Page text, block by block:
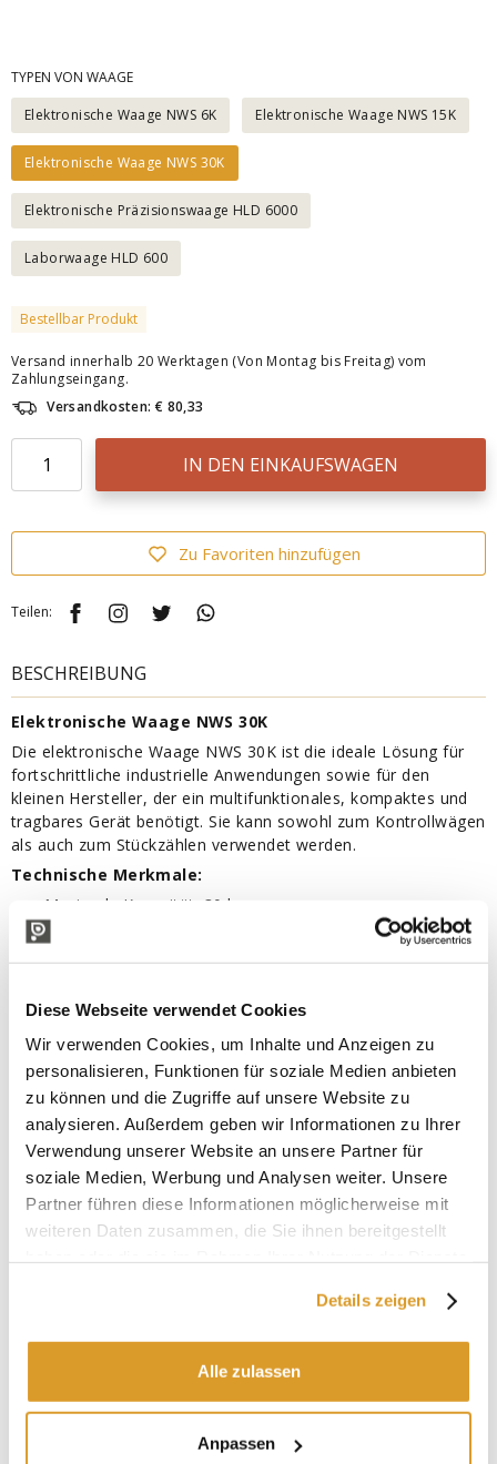
Diese Webseite verwendet Cookies
Wir verwenden Cookies, um Inhalte und Anzeigen zu
personalisieren, Funktionen für soziale Medien anbieten
zu können und die Zugriffe auf unsere Website zu
analysieren. Außerdem geben wir Informationen zu Ihrer
Verwendung unserer Website an unsere Partner für
soziale Medien, Werbung und Analysen weiter. Unsere
Partner führen diese Informationen möglicherweise mit
weiteren Daten zusammen, die Sie ihnen bereitgestellt
Details zeigen
Alle zulassen
Anpassen
TYPEN VON WAAGE
Elektronische Waage NWS 6K
Elektronische Waage NWS 15K
Elektronische Waage NWS 30K
Elektronische Präzisionswaage HLD 6000
Laborwaage HLD 600
Bestellbar Produkt
Versand innerhalb 20 Werktagen (Von Montag bis Freitag) vom
Zahlungseingang.
Versandkosten: € 80,33
IN DEN EINKAUFSWAGEN
Zu Favoriten hinzufügen
Teilen:
BESCHREIBUNG
Elektronische Waage NWS 30K
Die elektronische Waage NWS 30K ist die ideale Lösung für
fortschrittliche industrielle Anwendungen sowie für den
kleinen Hersteller, der ein multifunktionales, kompaktes und
tragbares Gerät benötigt. Sie kann sowohl zum Kontrollwägen
als auch zum Stückzählen verwendet werden.
Technische Merkmale:
Maximale Kapazität: 30 kg
Grün beleuchtetes LCD-Display mit 6 Ziffern, 28 mm.
Mechanische, wasserdichte Tastatur mit akustischem
Nivellierlibelle und verstellbare Füße.
Interne wiederaufladbare 4Vdc Batterie (Autonomie ca.
100h) und 230Vac - 5Vdc
Stromversorgung (EU Stecker).
Verpackung: Abmessungen 310x130x370 mm
Gewicht: ca. 3,7 kg.
Auf Anfrage:
Kalibrierungsdienst mit Ausstellung eines entsprechenden
Zertifikats.
Auswahl des Wiegefilters
Nullstellung
Nullpunktverfolgung